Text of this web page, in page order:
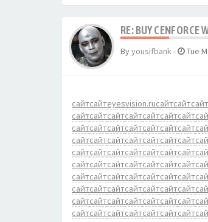
RE: BUY CENFORCE
Byyousifbank- Tue
сайтсайтeyesvision.ruсайтсайтсайт
сайтсайтсайтсайтсайтсайтсайт
сайтсайтсайтсайтсайтсайтсайт
сайтсайтсайтсайтсайтсайтсайт
сайтсайтсайтсайтсайтсайтсайт
сайтсайтсайтсайтсайтсайтсайт
сайтсайтсайтсайтсайтсайтсайт
сайтсайтсайтсайтсайтсайтсайт
сайтсайтсайтсайтсайтсайтсайт
сайтсайтсайтсайтсайтсайтсайт